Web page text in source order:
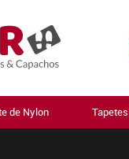
de Nylon